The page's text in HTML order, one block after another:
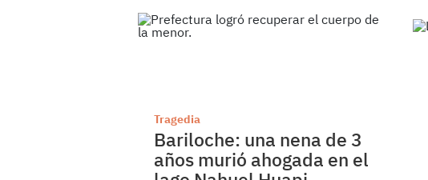
Tragedia
Bariloche: una nena de 3
años murió ahogada en el